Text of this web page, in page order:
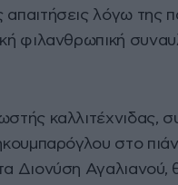
λόγω της
φιλανθρωπική
καλλιτέχνιδας,
στο
Διονύση Αγαλιανού,